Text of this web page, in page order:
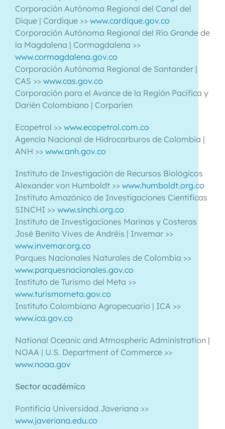
Corporación Autónoma Regional del Canal del
Dique | Cardique >> www.cardique.gov.co
Corporación Autónoma Regional del Río Grande de
la Magdalena | Cormagdalena >>
www.cormagdalena.gov.co
Corporación Autónoma Regional de Santander |
CAS >> www.cas.gov.co
Corporación para el Avance de la Región Pacífica y
Darién Colombiano | Corparien
Ecopetrol >> www.ecopetrol.com.co
Agencia Nacional de Hidrocarburos de Colombia |
ANH >> www.anh.gov.co
Instituto de Investigación de Recursos Biológicos
Alexander von Humboldt >> www.humboldt.org.co
Instituto Amazónico de Investigaciones Científicas
SINCHI >> www.sinchi.org.co
Instituto de Investigaciones Marinas y Costeras
José Benito Vives de Andréis | Invemar >>
www.invemar.org.co
Parques Nacionales Naturales de Colombia >>
www.parquesnacionales.gov.co
Instituto de Turismo del Meta >>
www.turismometa.gov.co
Instituto Colombiano Agropecuario | ICA >>
www.ica.gov.co
National Oceanic and Atmospheric Administration |
NOAA | U.S. Department of Commerce >>
www.noaa.gov
Sector académico
Pontificia Universidad Javeriana >>
www.javeriana.edu.co